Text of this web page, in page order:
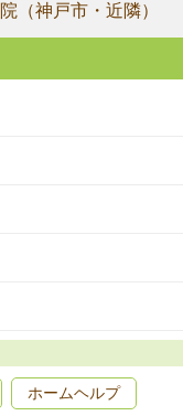
（神戸市・近隣）
ホームヘルプ